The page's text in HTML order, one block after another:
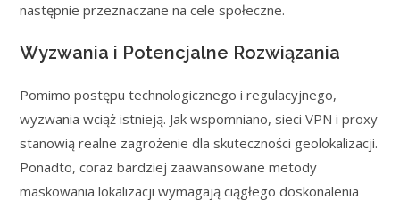
następnie przeznaczane na cele społeczne.
Wyzwania i Potencjalne Rozwiązania
Pomimo postępu technologicznego i regulacyjnego,
wyzwania wciąż istnieją. Jak wspomniano, sieci VPN i proxy
stanowią realne zagrożenie dla skuteczności geolokalizacji.
Ponadto, coraz bardziej zaawansowane metody
maskowania lokalizacji wymagają ciągłego doskonalenia